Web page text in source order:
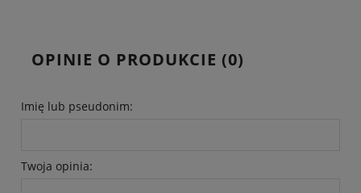
OPINIE O PRODUKCIE (0)
Imię lub pseudonim:
Twoja opinia: